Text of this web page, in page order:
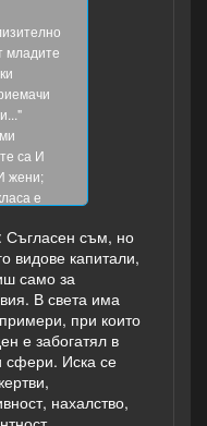
младите
са И
жени;
е
Като
е
или
си е
А
(т. е.
не
съм, но
видове капитали,
само за
В света има
при които
е забогатял в
сфери. Иска се
нахалство,